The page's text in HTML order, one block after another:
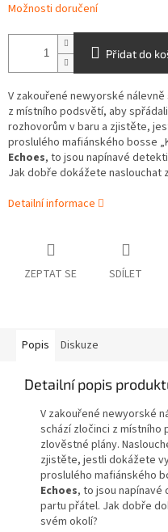
Možnosti doručení
Přidat do
V zakouřené newyorské
z místního podsvětí, aby
rozhovorům v baru a zjistěte,
proslulého mafiánského bosse
Echoes, to jsou napínavé
Jak dobře dokážete naslouchat
Detailní informace
ZEPTAT SE SDÍLET
Popis Diskuze
Detailní popis
V zakouřené newyorské
schází zločinci z
zlověstné plány.
zjistěte, jestli dokážete
proslulého mafiánského
Echoes, to jsou napínavé
partu přátel. Jak dobře
svém okolí?